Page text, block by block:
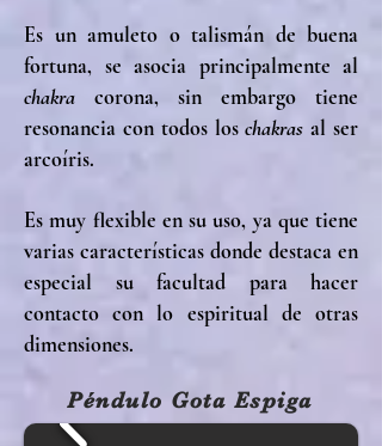
Es un amuleto o talismán de buena
fortuna, se asocia principalmente al
chakra corona, sin embargo tiene
resonancia con todos loschakras al ser
arcoíris.
Es muy flexible en su uso, ya que tiene
varias características donde destaca en
especial su facultad para hacer
contacto con lo espiritual de otras
dimensiones.
Péndulo Gota Espiga